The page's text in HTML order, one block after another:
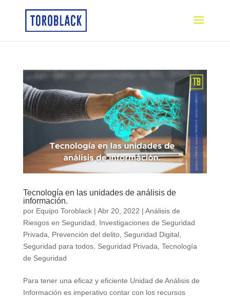
Tecnología en las unidades de análisis de
información.
por Equipo Toroblack| Abr 20, 2022 | Análisis de
Riesgos en Seguridad
Investigaciones de Seguridad
Privada
Prevención del delito, Seguridad Digital,
Seguridad para todos, Seguridad Privada Tecnología
de Seguridad
Para tener una eficaz y eficiente Unidad de Análisis de
Información es imperativo contar con los recursos